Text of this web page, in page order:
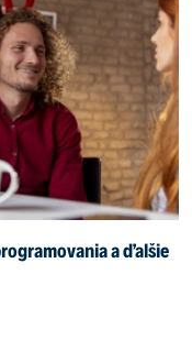
a ďalšie